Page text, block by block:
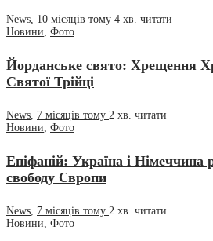
News, 10 місяців тому 4 хв. читати
Новини, Фото
Йорданське свято: Хрещення
Святої Трійці
News, 7 місяців тому 2 хв. читати
Новини, Фото
Епіфаній: Україна і Німеччина
свободу Європи
News, 7 місяців тому 2 хв. читати
Новини, Фото